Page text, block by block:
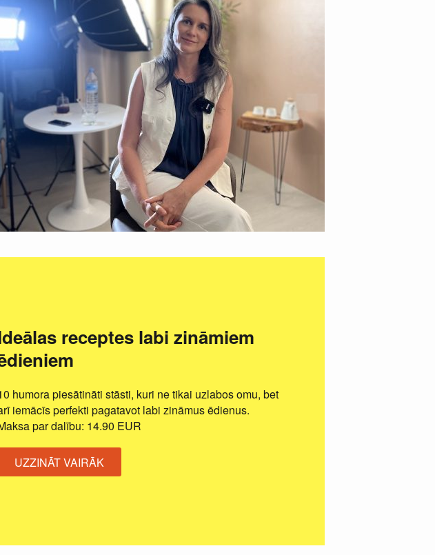
receptes labi zināmiem
humora piesātināti stāsti, kuri ne tikai uzlabos omu, bet
iemācīs perfekti pagatavot labi zināmus ēdienus.
par dalību: 14.90 EUR
UZZINĀT VAIRĀK